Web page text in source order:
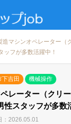
造マシンオペレーター（
ッフが多数活躍中！
下吉田 機械操作
レーター（クリ
性スタッフが多数
：2026.05.01